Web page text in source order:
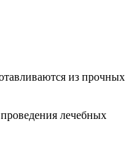
из прочных
лечебных